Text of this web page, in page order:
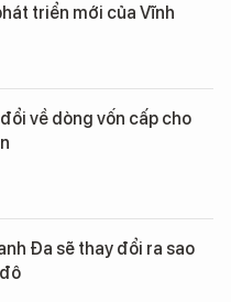
triển mới của Vĩnh
về dòng vốn cấp cho
Đa sẽ thay đổi ra sao